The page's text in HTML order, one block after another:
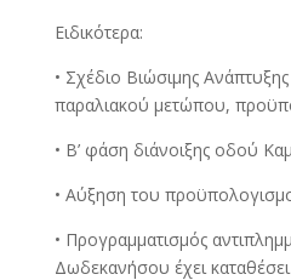
Ειδικότερα:
• Σχέδιο Βιώσιμης
παραλιακού μετώπου,
• Β’ φάση διάνοιξης οδού
• Αύξηση του
• Προγραμματισμός
Δωδεκανήσου έχει